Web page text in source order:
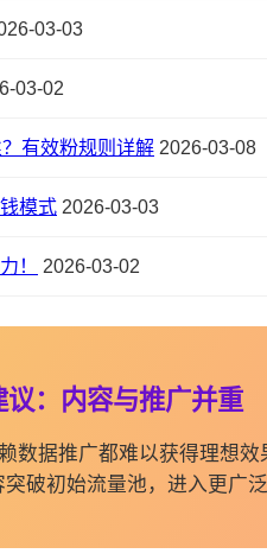
03-03
03-02
有效粉规则详解 2026-03-08
模式 2026-03-03
！ 2026-03-02
议：内容与推广并重
数据推广都难以获得理想
破初始流量池，进入更广泛